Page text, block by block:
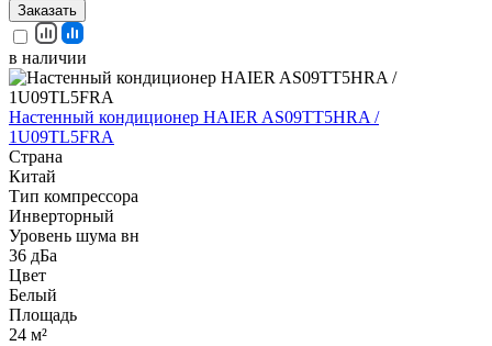
Заказать
в наличии
Настенный кондиционер HAIER AS09TT5HRA /
1U09TL5FRA
Страна
Китай
Тип компрессора
Инверторный
Уровень шума вн
36 дБа
Цвет
Белый
Площадь
24 м²